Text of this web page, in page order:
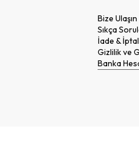
Bize Ulaşın
Sıkça
İade & İptal
Gizlilik ve
Banka